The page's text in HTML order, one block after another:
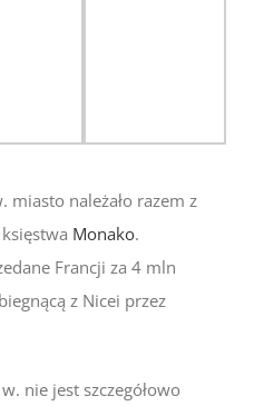
miasto należało razem z
Monako.
Francji za 4 mln
z Nicei przez
nie jest szczegółowo